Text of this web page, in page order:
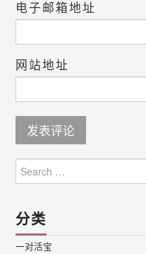
电子邮箱地址
网站地址
for:
分类
一对活宝